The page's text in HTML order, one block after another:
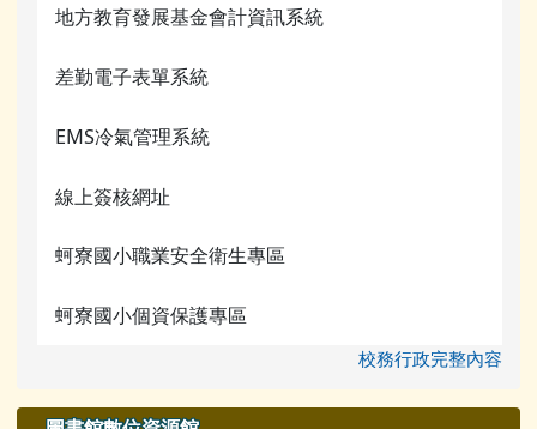
校園影音
常用連結
檔案下載
行事曆
地方教育發展基金會計資訊系統
差勤電子表單系統
EMS冷氣管理系統
線上簽核網址
蚵寮國小職業安全衛生專區
蚵寮國小個資保護專區
校務行政完整內容